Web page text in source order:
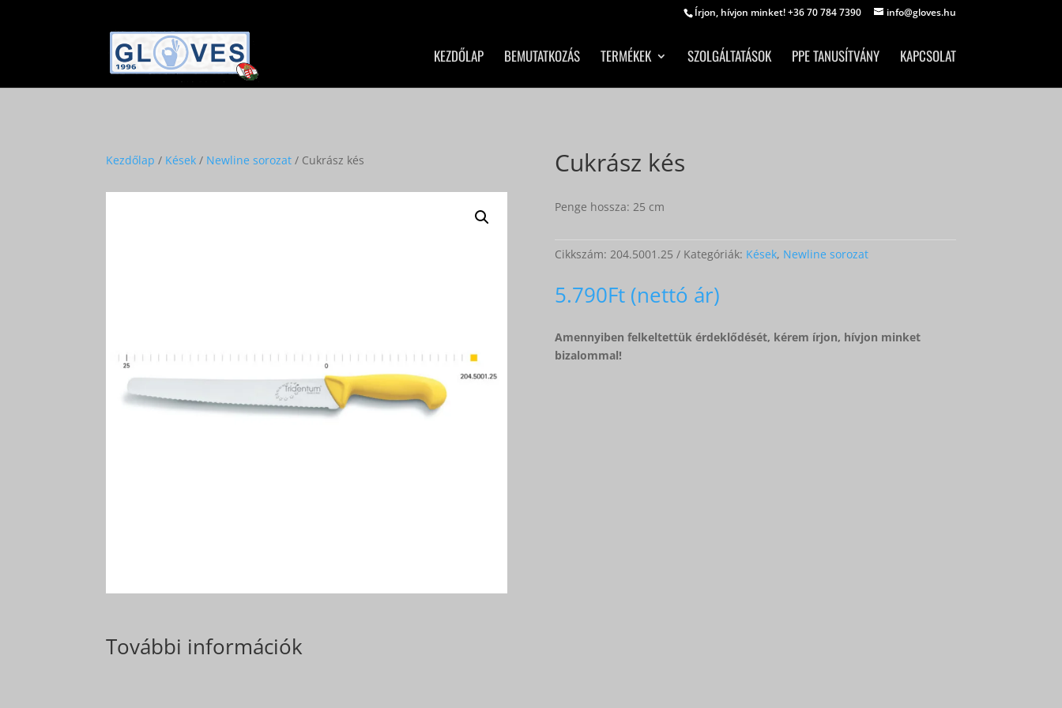
Írjon, hívjon minket! +36 70 784 7390 info@gloves.hu
KEZDŐLAP BEMUTATKOZÁS TERMÉKEK SZOLGÁLTATÁSOK PPE TANUSÍTVÁNY KAPCSOLAT
Kezdőlap / Kések / Newline sorozat / Cukrász kés Cukrász kés
Penge hossza: 25 cm
Cikkszám: 204.5001.25 Kategóriák: Kések, Newline sorozat
5.790Ft
Amennyiben felkeltettük érdeklődését, kérem írjon, hívjon minket
bizalommal!
További információk